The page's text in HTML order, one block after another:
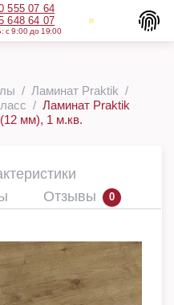
555 07 64
648 64 07
с 9:00 до 19:00
Ламинат Praktik
Ламинат Praktik
мм), 1 м.кв.
Отзывы 0